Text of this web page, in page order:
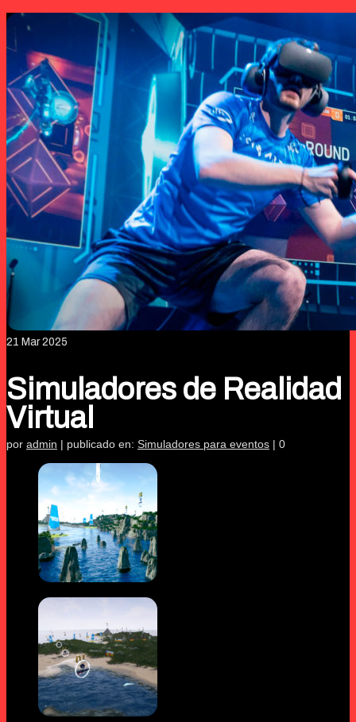
21 Mar 2025
Simuladores de Realidad
Virtual
por admin | publicado en: Simuladores para eventos | 0